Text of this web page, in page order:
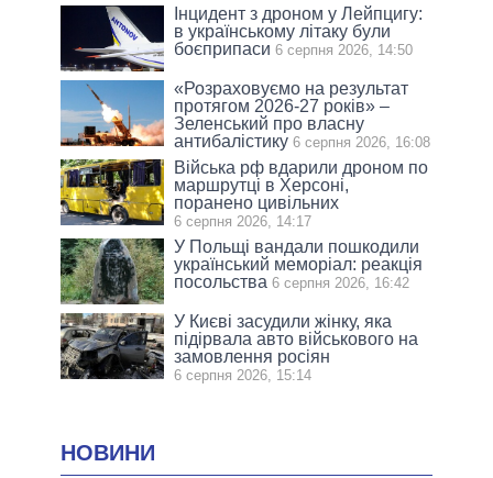
Інцидент з дроном у Лейпцигу:
в українському літаку були
боєприпаси 6 серпня 2026, 14:50
«Розраховуємо на результат
протягом 2026-27 років» –
Зеленський про власну
антибалістику 6 серпня 2026, 16:08
Війська рф вдарили дроном по
маршрутці в Херсоні,
поранено цивільних
6 серпня 2026, 14:17
У Польщі вандали пошкодили
український меморіал: реакція
посольства 6 серпня 2026, 16:42
У Києві засудили жінку, яка
підірвала авто військового на
замовлення росіян
6 серпня 2026, 15:14
НОВИНИ